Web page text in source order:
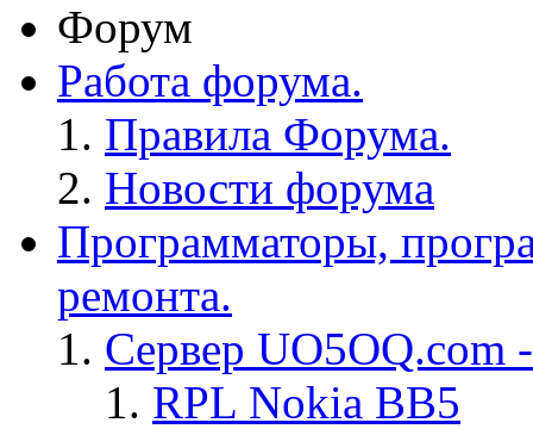
Форум
Работа форума.
Правила Форума.
Новости форума
Программаторы,
ремонта.
Сервер
RPL Nokia BB5